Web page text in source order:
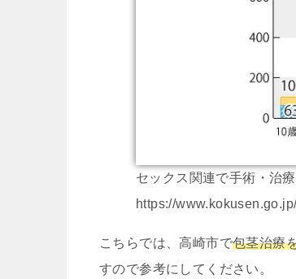
セックス関連で手術・治
https://
こちらでは、高崎市で包茎治療
すので参考にしてください。